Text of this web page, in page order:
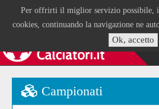
Per offrirti il miglior servizio possibile,
cookies, continuando la navigazione ne
Ok, accetto
Campionati